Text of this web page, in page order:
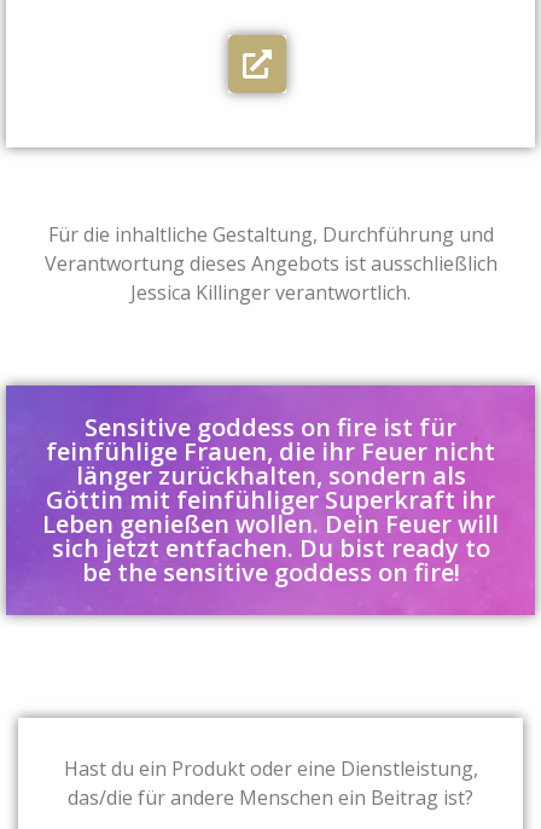
Für die inhaltliche Gestaltung, Durchführung und
Verantwortung dieses Angebots ist ausschließlich
Jessica Killinger verantwortlich.
Sensitive goddess on fire ist für
feinfühlige Frauen, die ihr Feuer nicht
länger zurückhalten, sondern als
Göttin mit feinfühliger Superkraft ihr
Leben genießen wollen. Dein Feuer will
sich jetzt entfachen. Du bist ready to
be the sensitive goddess on fire!
Hast du ein Produkt oder eine Dienstleistung,
das/die für andere Menschen ein Beitrag ist?